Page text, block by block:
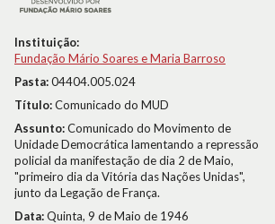
Instituição:
Fundação Mário Soares e Maria Barroso
Pasta:04404.005.024
Título:Comunicado do MUD
Assunto:Comunicado do Movimento de
Unidade Democrática lamentando a repressão
policial da manifestação de dia 2 de Maio,
"primeiro dia da Vitória das Nações Unidas",
junto da Legação de França.
Data:Quinta, 9 de Maio de 1946